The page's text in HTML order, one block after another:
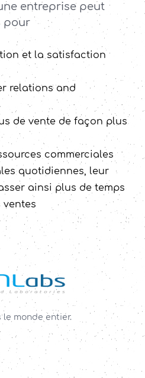
entreprise peut
pour
et la satisfaction
relations and
de vente de façon plus
commerciales
quotidiennes, leur
ainsi plus de temps
ventes
monde entier.